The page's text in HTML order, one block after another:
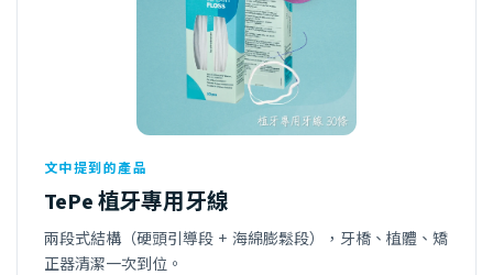
文中提到的產品
TePe 植牙專用牙線
兩段式結構（硬頭引導段 + 海綿膨鬆段），牙橋、植體、矯
正器清潔一次到位。